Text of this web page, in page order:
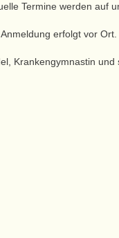
Termine werden auf
erfolgt vor Ort.
Krankengymnastin und